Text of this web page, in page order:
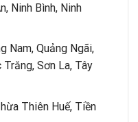
Ninh Bình, Ninh
Nam, Quảng Ngãi,
Trăng, Sơn La, Tây
Thiên Huế, Tiền